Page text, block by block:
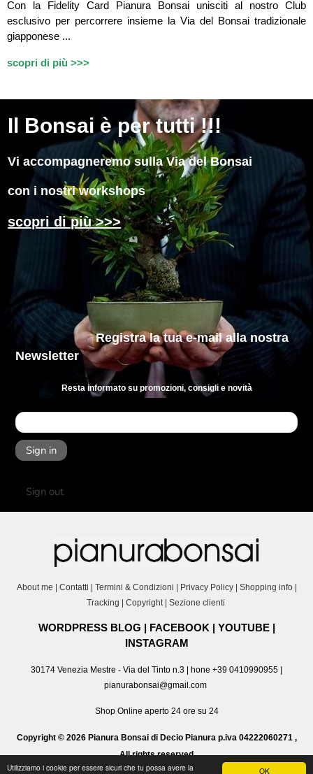
OK
Utilizziamo i cookie per essere sicuri che tu possa avere la
Con la Fidelity Card Pianura Bonsai unisciti al nostro Club
esclusivo per percorrere insieme la Via del Bonsai tradizionale
giapponese ...
scopri di più >>>
Il Bonsai è per tutti !!!
Vi accompagneremo sulla Via del Bonsai
con i nostri workshops
scopri di più >>>
Registra la tua e-mailalla nostra
Newsletter
Resta informato su promozioni, consigli e novità
Sign in
Sign out
About me Contatti Termini & Condizioni Privacy Policy| Shopping info|
Tracking
Copyright| Sezione clienti
WORDPRESS BLOG | FACEBOOK | YOUTUBE|
INSTAGRAM
30174 Venezia Mestre - Via del Tinto n.3 | hone +39 0410990955 |
pianurabonsai@gmail.com
Shop Online aperto 24 ore su 24
Copyright © 2026 Pianura Bonsai di Decio Pianura p.iva 04222060271 ,
All rights reserved